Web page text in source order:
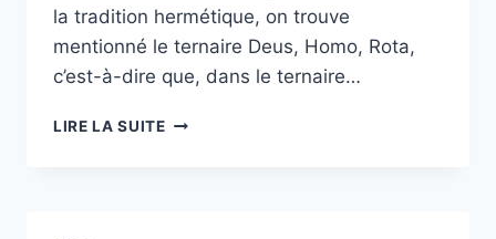
la tradition hermétique, on trouve
mentionné le ternaire Deus, Homo, Rota,
c’est-à-dire que, dans le ternaire…
LIRE LA SUITE